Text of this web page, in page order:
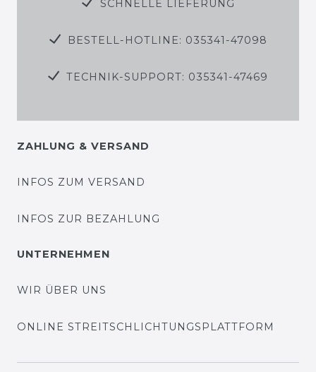
SCHNELLE LIEFERUNG
BESTELL-HOTLINE: 035341-47098
TECHNIK-SUPPORT: 035341-47469
ZAHLUNG & VERSAND
INFOS ZUM VERSAND
INFOS ZUR BEZAHLUNG
UNTERNEHMEN
WIR ÜBER UNS
ONLINE STREITSCHLICHTUNGSPLATTFORM